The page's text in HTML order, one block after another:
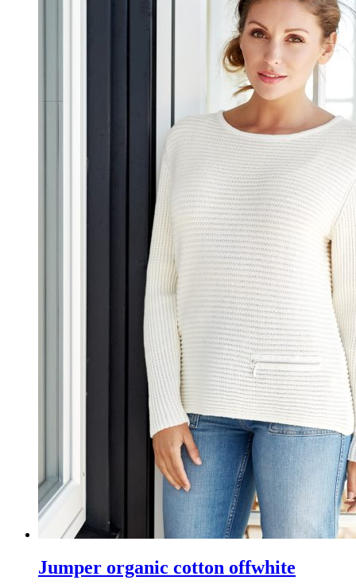
Jumper organic cotton offwhite